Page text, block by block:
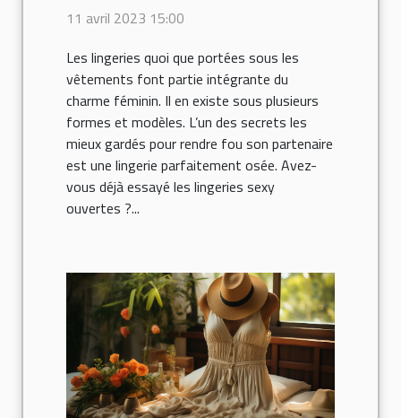
11 avril 2023 15:00
Les lingeries quoi que portées sous les
vêtements font partie intégrante du
charme féminin. Il en existe sous plusieurs
formes et modèles. L’un des secrets les
mieux gardés pour rendre fou son partenaire
est une lingerie parfaitement osée. Avez-
vous déjà essayé les lingeries sexy
ouvertes ?...